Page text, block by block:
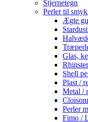
Stjernetegn
Perler til
Ægte
Glas,
Shell
Plast /
Metal /
Perler
Fimo /